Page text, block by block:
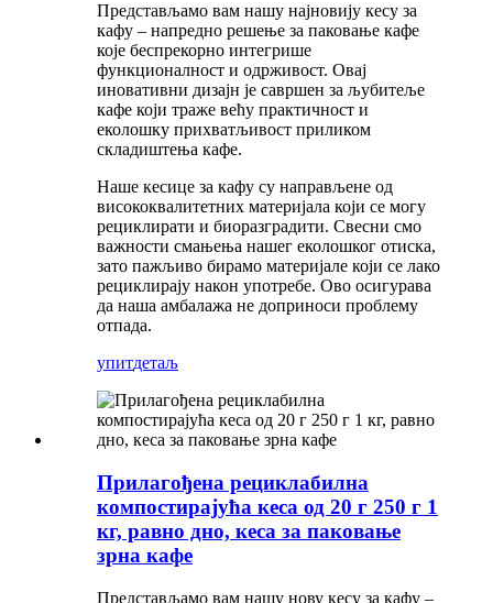
Представљамо вам нашу најновију кесу за
кафу – напредно решење за паковање кафе
које беспрекорно интегрише
функционалност и одрживост. Овај
иновативни дизајн је савршен за љубитеље
кафе који траже већу практичност и
еколошку прихватљивост приликом
складиштења кафе.
Наше кесице за кафу су направљене од
висококвалитетних материјала који се могу
рециклирати и биоразградити. Свесни смо
важности смањења нашег еколошког отиска,
зато пажљиво бирамо материјале који се лако
рециклирају након употребе. Ово осигурава
да наша амбалажа не доприноси проблему
отпада.
упитдетаљ
Прилагођена рециклабилна
компостирајућа кеса од 20 г 250 г 1
кг, равно дно, кеса за паковање
зрна кафе
Представљамо вам нашу нову кесу за кафу –